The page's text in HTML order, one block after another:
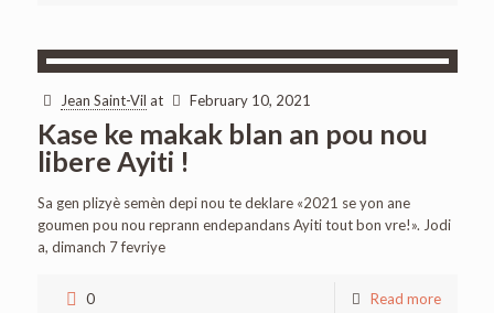
Jean Saint-Vil at February 10, 2021
Kase ke makak blan an pou nou
libere Ayiti !
Sa gen plizyè semèn depi nou te deklare «2021 se yon ane
goumen pou nou reprann endepandans Ayiti tout bon vre!». Jodi
a, dimanch 7 fevriye
0 Read more